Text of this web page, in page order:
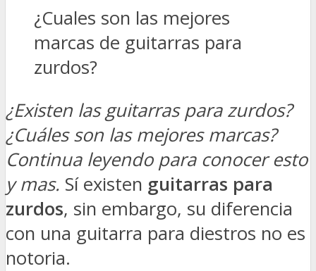
¿Cuales son las mejores
marcas de guitarras para
zurdos?
¿Existen las guitarras para zurdos?
¿Cuáles son las mejores marcas?
Continua leyendo para conocer esto
y mas. Sí existen guitarras para
zurdos, sin embargo, su diferencia
con una guitarra para diestros no es
notoria.